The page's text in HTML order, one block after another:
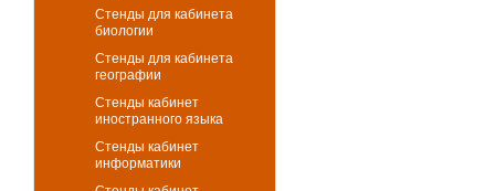
Стенды для кабинета
биологии
Стенды для кабинета
географии
Стенды кабинет
иностранного языка
Стенды кабинет
информатики